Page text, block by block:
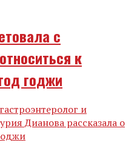
с
к
годжи
и
Дианова рассказала о